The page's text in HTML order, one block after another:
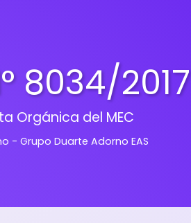
8034/2017
Orgánica del MEC
- Grupo Duarte Adorno EAS